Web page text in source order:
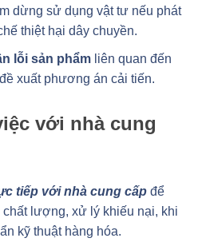
dừng sử dụng vật tư nếu phát
thiệt hại dây chuyền.
lỗi sản phẩmliên quan đến
xuất phương án cải tiến.
với nhà cung
tiếp với nhà cung cấpđể
chất lượng, xử lý khiếu nại, khi
kỹ thuật hàng hóa.